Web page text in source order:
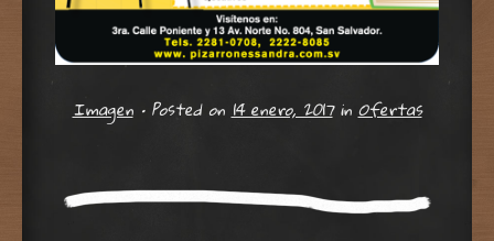
Imagen • Posted on14 enero, 2017 inOfertas